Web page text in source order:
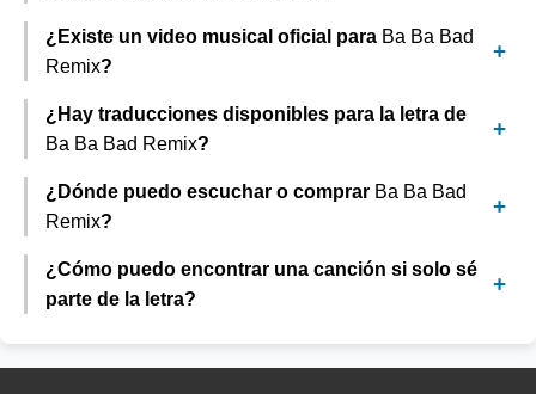
¿Existe un video musical oficial para Ba Ba Bad
Remix?
¿Hay traducciones disponibles para la letra de
Ba Ba Bad Remix?
¿Dónde puedo escuchar o comprar Ba Ba Bad
Remix?
¿Cómo puedo encontrar una canción si solo sé
parte de la letra?